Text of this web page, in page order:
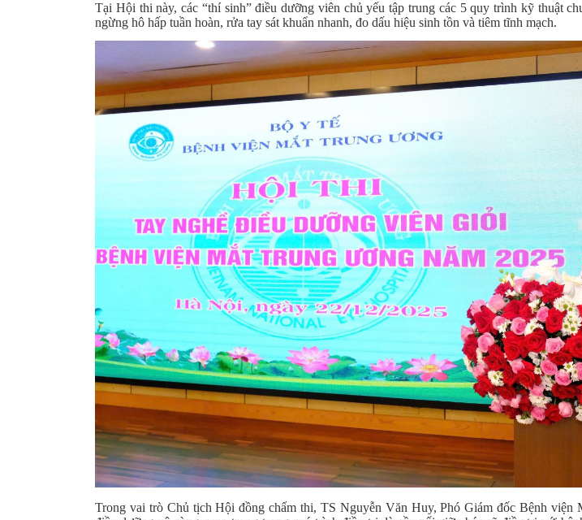
Tại Hội thi này, các “thí sinh” điều dưỡng viên chủ yếu tập trung các 5 quy trình kỹ thuật
ngừng hô hấp tuần hoàn, rửa tay sát khuẩn nhanh, đo dấu hiệu sinh tồn và tiêm tĩnh mạch.
Trong vai trò Chủ tịch Hội đồng chấm thi, TS Nguyễn Văn Huy, Phó Giám đốc Bệnh viện